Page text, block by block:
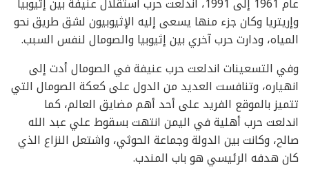
وإريتريا وكان جزء منها يسعى إليه الإثيوبيون لشق طريق نحو
المياه، ودارت حرب آخري بين إثيوبيا والصومال لنفس السبب.
وفي التسعينات اندلعت حرب عنيفة في الصومال أدت إلى
انهياره، وتنافست العديد من الدول على كعكة الصومال التي
تتميز بالموقع الفريد على أحد أهم مضايق العالم، كما
اندلعت حرب أهلية في اليمن انتهت بسقوط علي عبد الله
صالح، وكانت بين الدولة وجماعة الحوثي، واشتعل النزاع الذي
كان هدفه الرئيسي هو باب المندب.